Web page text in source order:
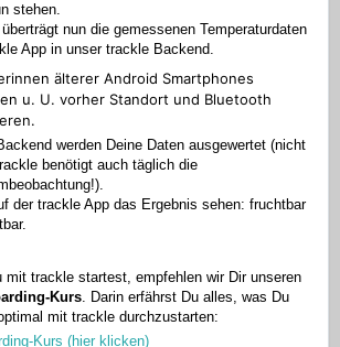
stehen.
nun die gemessenen Temperaturdaten
App in unser trackle Backend.
älterer Android Smartphones
u. U. vorher Standort und Bluetooth
werden Deine Daten ausgewertet (nicht
benötigt auch täglich die
der trackle App das Ergebnis sehen: fruchtbar
mit trackle startest, empfehlen wir Dir unseren
Kurs. Darin erfährst Du alles, was Du
mit trackle durchzustarten:
Kurs (hier klicken)